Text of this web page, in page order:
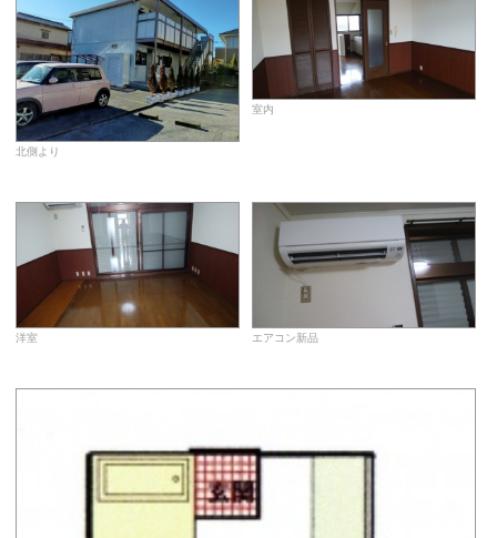
北側より
室内
洋室 エアコン新品